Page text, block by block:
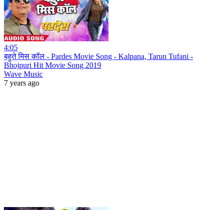
4:05
बहुते मिस कॉल - Pardes Movie Song - Kalpana, Tarun Tufani -
Bhojpuri Hit Movie Song 2019
Wave Music
7 years ago